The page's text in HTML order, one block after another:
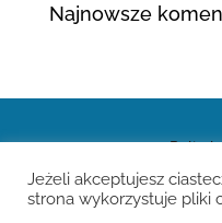
Najnowsze
Jeżeli akceptujesz
strona wykorzystuje pliki